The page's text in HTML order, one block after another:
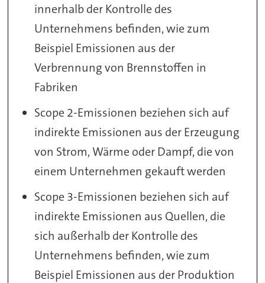
innerhalb der Kontrolle des
Unternehmens befinden, wie zum
Beispiel Emissionen aus der
Verbrennung von Brennstoffen in
Fabriken
Scope 2-Emissionen beziehen sich auf
indirekte Emissionen aus der Erzeugung
von Strom, Wärme oder Dampf, die von
einem Unternehmen gekauft werden
Scope 3-Emissionen beziehen sich auf
indirekte Emissionen aus Quellen, die
sich außerhalb der Kontrolle des
Unternehmens befinden, wie zum
Beispiel Emissionen aus der Produktion